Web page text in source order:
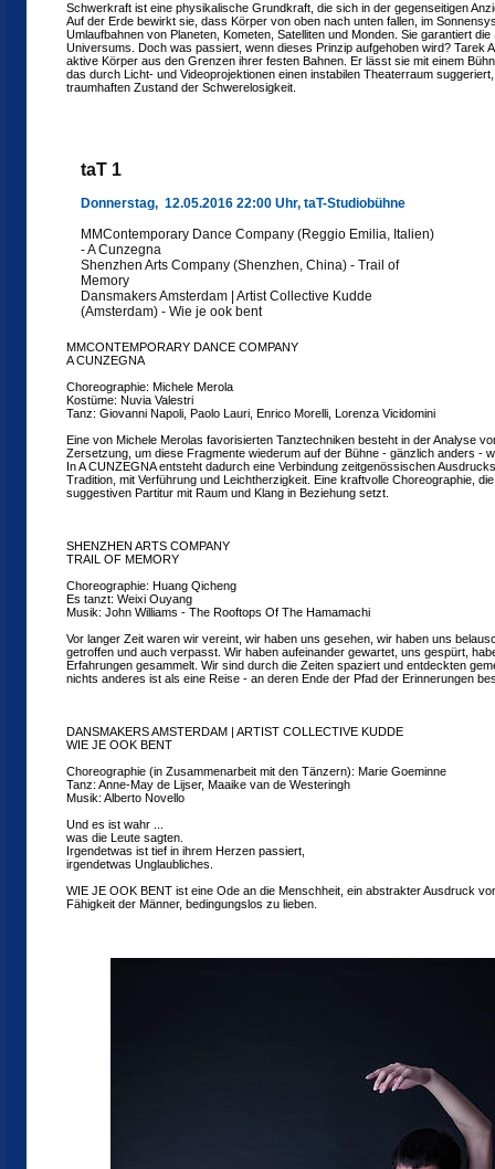
Schwerkraft ist eine physikalische Grundkraft, die sich in der gegenseitigen
Auf der Erde bewirkt sie, dass Körper von oben nach unten fallen, im
Umlaufbahnen von Planeten, Kometen, Satelliten und Monden. Sie garantiert
Universums. Doch was passiert, wenn dieses Prinzip aufgehoben wird? Tarek
aktive Körper aus den Grenzen ihrer festen Bahnen. Er lässt sie mit einem
das durch Licht- und Videoprojektionen einen instabilen Theaterraum
traumhaften Zustand der Schwerelosigkeit.
taT 1
Donnerstag, 12.05.2016 22:00 Uhr, taT-Studiobühne
MMContemporary Dance Company (Reggio Emilia, Italien)
- A Cunzegna
Shenzhen Arts Company (Shenzhen, China) - Trail of
Memory
Dansmakers Amsterdam | Artist Collective Kudde
(Amsterdam) - Wie je ook bent
MMCONTEMPORARY DANCE COMPANY
A CUNZEGNA
Choreographie: Michele Merola
Kostüme: Nuvia Valestri
Tanz: Giovanni Napoli, Paolo Lauri, Enrico Morelli, Lorenza Vicidomini
Eine von Michele Merolas favorisierten Tanztechniken besteht in der Analyse
Zersetzung, um diese Fragmente wiederum auf der Bühne - gänzlich anders -
In A CUNZEGNA entsteht dadurch eine Verbindung zeitgenössischen
Tradition, mit Verführung und Leichtherzigkeit. Eine kraftvolle Choreographie,
suggestiven Partitur mit Raum und Klang in Beziehung setzt.
SHENZHEN ARTS COMPANY
TRAIL OF MEMORY
Choreographie: Huang Qicheng
Es tanzt: Weixi Ouyang
Musik: John Williams - The Rooftops Of The Hamamachi
Vor langer Zeit waren wir vereint, wir haben uns gesehen, wir haben uns
getroffen und auch verpasst. Wir haben aufeinander gewartet, uns gespürt,
Erfahrungen gesammelt. Wir sind durch die Zeiten spaziert und entdeckten
nichts anderes ist als eine Reise - an deren Ende der Pfad der Erinnerungen
DANSMAKERS AMSTERDAM | ARTIST COLLECTIVE KUDDE
WIE JE OOK BENT
Choreographie (in Zusammenarbeit mit den Tänzern): Marie Goeminne
Tanz: Anne-May de Lijser, Maaike van de Westeringh
Musik: Alberto Novello
Und es ist wahr ...
was die Leute sagten.
Irgendetwas ist tief in ihrem Herzen passiert,
irgendetwas Unglaubliches.
WIE JE OOK BENT ist eine Ode an die Menschheit, ein abstrakter Ausdruck
Fähigkeit der Männer, bedingungslos zu lieben.